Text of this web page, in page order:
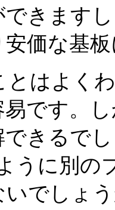
きます
価な基
とはよく
です。
きるで
うに別の
でしょ